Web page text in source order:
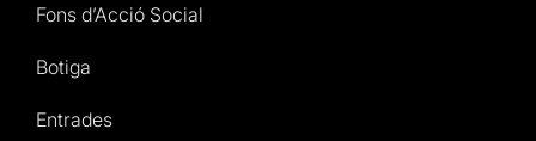
Fons d’Acció Social
Botiga
Entrades